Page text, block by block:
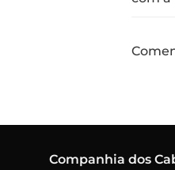
Companhia dos